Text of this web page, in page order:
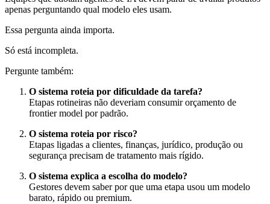
apenas perguntando qual modelo eles usam.
Essa pergunta ainda importa.
Só está incompleta.
Pergunte também:
O sistema roteia por dificuldade da tarefa?
Etapas rotineiras não deveriam consumir orçamento de
frontier model por padrão.
O sistema roteia por risco?
Etapas ligadas a clientes, finanças, jurídico, produção ou
segurança precisam de tratamento mais rígido.
O sistema explica a escolha do modelo?
Gestores devem saber por que uma etapa usou um modelo
barato, rápido ou premium.